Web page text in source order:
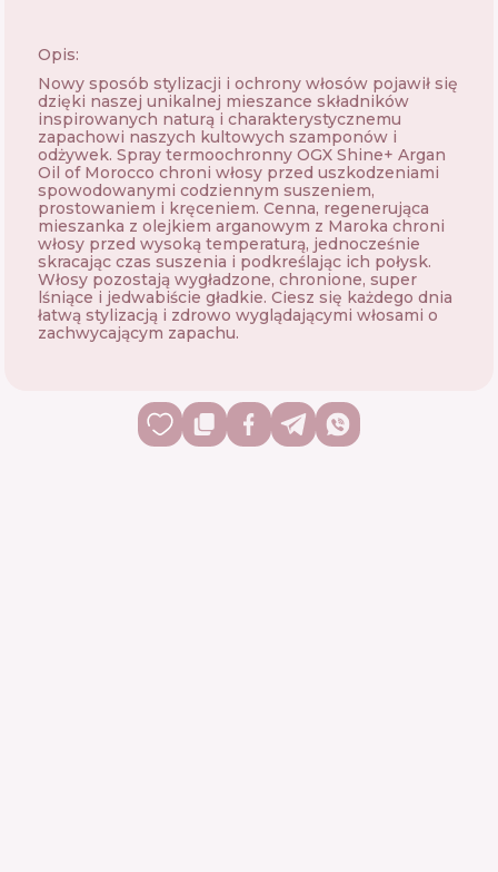
Opis:
Nowy sposób stylizacji i ochrony włosów pojawił się
dzięki naszej unikalnej mieszance składników
inspirowanych naturą i charakterystycznemu
zapachowi naszych kultowych szamponów i
odżywek. Spray termoochronny OGX Shine+ Argan
Oil of Morocco chroni włosy przed uszkodzeniami
spowodowanymi codziennym suszeniem,
prostowaniem i kręceniem. Cenna, regenerująca
mieszanka z olejkiem arganowym z Maroka chroni
włosy przed wysoką temperaturą, jednocześnie
skracając czas suszenia i podkreślając ich połysk.
Włosy pozostają wygładzone, chronione, super
lśniące i jedwabiście gładkie. Ciesz się każdego dnia
łatwą stylizacją i zdrowo wyglądającymi włosami o
zachwycającym zapachu.